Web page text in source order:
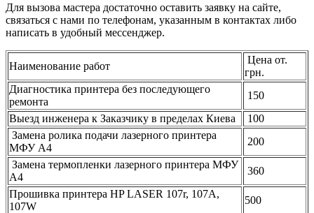
Для вызова мастера достаточно оставить заявку на сайте,
связаться с нами по телефонам, указанным в контактах либо
написать в удобный мессенджер.
Наименование работ
Цена от.
грн.
Диагностика принтера без последующего
ремонта
150
Выезд инженера к Заказчику в пределах Киева
100
Замена ролика подачи лазерного принтера
МФУ А4
200
Замена термопленки лазерного принтера МФУ
А4
360
Прошивка принтера HP LASER 107r, 107A,
107W
500